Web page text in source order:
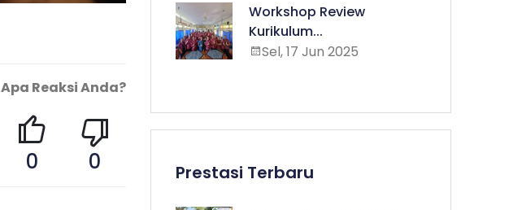
Apa Reaksi Anda?
0 0
Workshop Review
Kurikulum...
Sel, 17 Jun 2025
Prestasi Terbaru